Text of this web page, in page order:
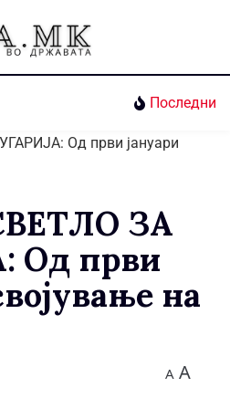
Последни
ЗА
Од први
на
A A